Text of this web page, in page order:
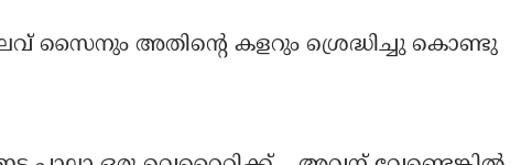
ലവ് സൈനും അതിന്റെ കളറും ശ്രെദ്ധിച്ചു കൊണ്ടു